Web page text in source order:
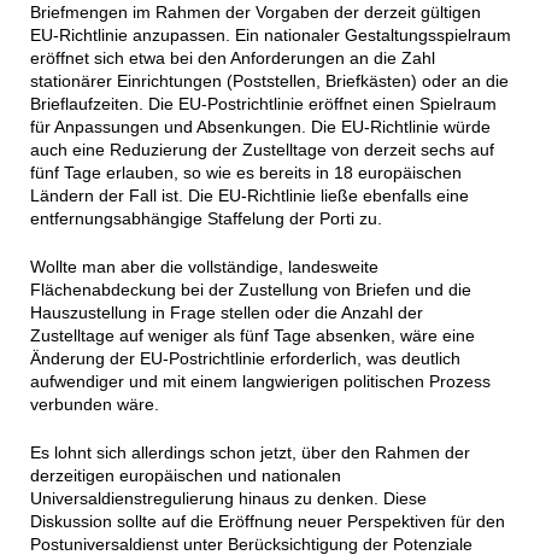
Briefmengen im Rahmen der Vorgaben der derzeit gültigen
EU-Richtlinie anzupassen. Ein nationaler Gestaltungsspielraum
eröffnet sich etwa bei den Anforderungen an die Zahl
stationärer Einrichtungen (Poststellen, Briefkästen) oder an die
Brieflaufzeiten. Die EU-Postrichtlinie eröffnet einen Spielraum
für Anpassungen und Absenkungen. Die EU-Richtlinie würde
auch eine Reduzierung der Zustelltage von derzeit sechs auf
fünf Tage erlauben, so wie es bereits in 18 europäischen
Ländern der Fall ist. Die EU-Richtlinie ließe ebenfalls eine
entfernungsabhängige Staffelung der Porti zu.
Wollte man aber die vollständige, landesweite
Flächenabdeckung bei der Zustellung von Briefen und die
Hauszustellung in Frage stellen oder die Anzahl der
Zustelltage auf weniger als fünf Tage absenken, wäre eine
Änderung der EU-Postrichtlinie erforderlich, was deutlich
aufwendiger und mit einem langwierigen politischen Prozess
verbunden wäre.
Es lohnt sich allerdings schon jetzt, über den Rahmen der
derzeitigen europäischen und nationalen
Universaldienstregulierung hinaus zu denken. Diese
Diskussion sollte auf die Eröffnung neuer Perspektiven für den
Postuniversaldienst unter Berücksichtigung der Potenziale